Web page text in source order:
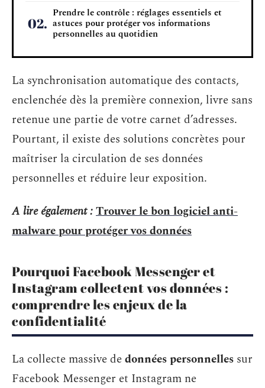
Prendre le contrôle : réglages essentiels et
astuces pour protéger vos informations
personnelles au quotidien
La synchronisation automatique des contacts,
enclenchée dès la première connexion, livre sans
retenue une partie de votre carnet d’adresses.
Pourtant, il existe des solutions concrètes pour
maîtriser la circulation de ses données
personnelles et réduire leur exposition.
A lire également :Trouver le bon logiciel anti-
malware pour protéger vos données
Pourquoi Facebook Messenger et
Instagram collectent vos données :
comprendre les enjeux de la
confidentialité
La collecte massive dedonnées personnelles sur
Facebook Messenger et Instagram ne